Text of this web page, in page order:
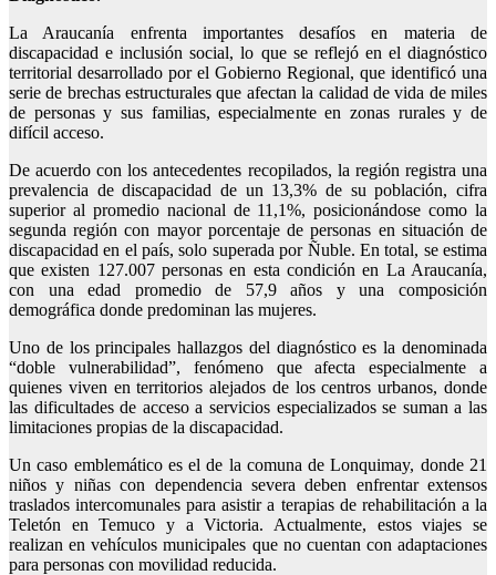
La Araucanía enfrenta importantes desafíos en materia de
discapacidad e inclusión social, lo que se reflejó en el diagnóstico
territorial desarrollado por el Gobierno Regional, que identificó una
serie de brechas estructurales que afectan la calidad de vida de miles
de personas y sus familias, especialmente en zonas rurales y de
difícil acceso.
De acuerdo con los antecedentes recopilados, la región registra una
prevalencia de discapacidad de un 13,3% de su población, cifra
superior al promedio nacional de 11,1%, posicionándose como la
segunda región con mayor porcentaje de personas en situación de
discapacidad en el país, solo superada por Ñuble. En total, se estima
que existen 127.007 personas en esta condición en La Araucanía,
con una edad promedio de 57,9 años y una composición
demográfica donde predominan las mujeres.
Uno de los principales hallazgos del diagnóstico es la denominada
“doble vulnerabilidad”, fenómeno que afecta especialmente a
quienes viven en territorios alejados de los centros urbanos, donde
las dificultades de acceso a servicios especializados se suman a las
limitaciones propias de la discapacidad.
Un caso emblemático es el de la comuna de Lonquimay, donde 21
niños y niñas con dependencia severa deben enfrentar extensos
traslados intercomunales para asistir a terapias de rehabilitación a la
Teletón en Temuco y a Victoria. Actualmente, estos viajes se
realizan en vehículos municipales que no cuentan con adaptaciones
para personas con movilidad reducida.